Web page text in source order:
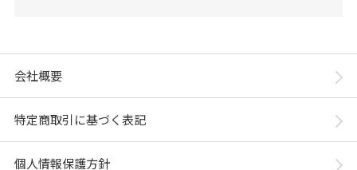
会社概要
特定商取引に基づく表記
個人情報保護方針